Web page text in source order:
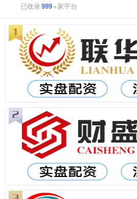
已收录999+家平台